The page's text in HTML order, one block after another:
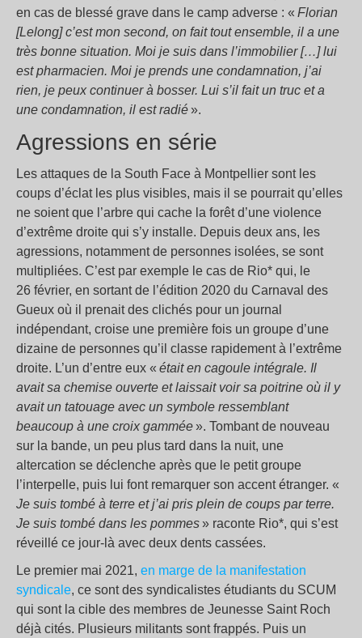
en cas de blessé grave dans le camp adverse : « Florian
[Lelong] c’est mon second, on fait tout ensemble, il a une
très bonne situation. Moi je suis dans l’immobilier […] lui
est pharmacien. Moi je prends une condamnation, j’ai
rien, je peux continuer à bosser. Lui s’il fait un truc et a
une condamnation, il est radié».
Agressions en série
Les attaques de la South Face à Montpellier sont les
coups d’éclat les plus visibles, mais il se pourrait qu’elles
ne soient que l’arbre qui cache la forêt d’une violence
d’extrême droite qui s’y installe. Depuis deux ans, les
agressions, notamment de personnes isolées, se sont
multipliées. C’est par exemple le cas de Rio* qui, le
26 février, en sortant de l’édition 2020 du Carnaval des
Gueux où il prenait des clichés pour un journal
indépendant, croise une première fois un groupe d’une
dizaine de personnes qu’il classe rapidement à l’extrême
droite. L’un d’entre eux « était en cagoule intégrale. Il
avait sa chemise ouverte et laissait voir sa poitrine où il y
avait un tatouage avec un symbole ressemblant
beaucoup à une croix gammée». Tombant de nouveau
sur la bande, un peu plus tard dans la nuit, une
altercation se déclenche après que le petit groupe
l’interpelle, puis lui font remarquer son accent étranger. «
Je suis tombé à terre et j’ai pris plein de coups par terre.
Je suis tombé dans les pommes» raconte Rio*, qui s’est
réveillé ce jour-là avec deux dents cassées.
Le premier mai 2021, en marge de la manifestation
syndicale, ce sont des syndicalistes étudiants du SCUM
qui sont la cible des membres de Jeunesse Saint Roch
déjà cités. Plusieurs militants sont frappés. Puis un